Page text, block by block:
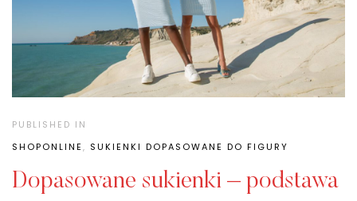
PUBLISHED IN
SHOPONLINE, SUKIENKI DOPASOWANE DO FIGURY
Dopasowane sukienki – podstawa